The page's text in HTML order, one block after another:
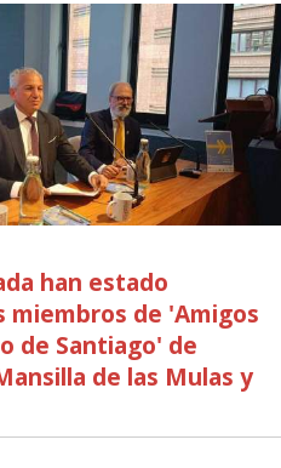
han estado
miembros de 'Amigos
de Santiago' de
de las Mulas y